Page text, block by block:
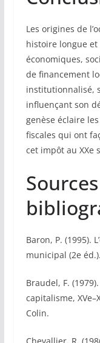
Les origines de
histoire longue
économiques,
de financement
institutionnalisé,
influençant son
genèse éclaire
fiscales qui ont
cet impôt au XXe
Sources
Baron, P. (1995).
municipal (2e
Braudel, F.
capitalisme,
Colin.